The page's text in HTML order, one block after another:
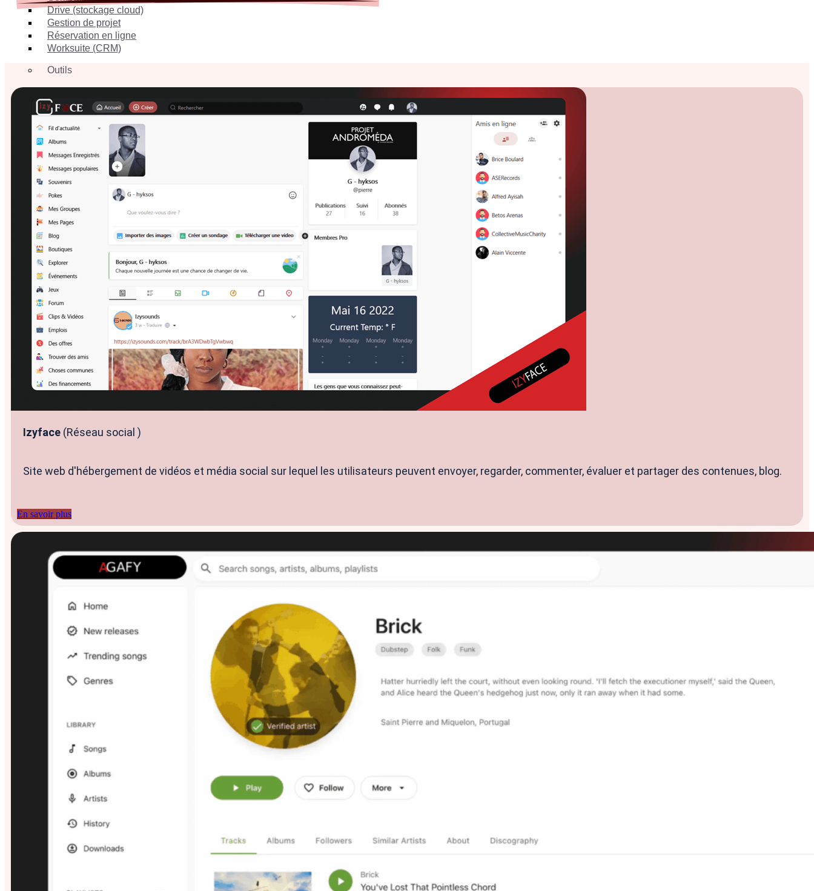
Drive (stockage cloud)
Gestion de projet
Réservation en ligne
Worksuite (CRM)
Outils
Optimiseur d’images
Socialproof
Transfert de fichiers
Website Monitoring
Boutique
E-commerce
Programme Associatif
Programme Education
Assistance
Blog
Izyface (Réseau social )
Site web d'hébergement de vidéos et média social sur lequel les utilisateurs peuvent envoyer, regarder, commenter, évaluer et partager des contenues, blog.
En savoir plus